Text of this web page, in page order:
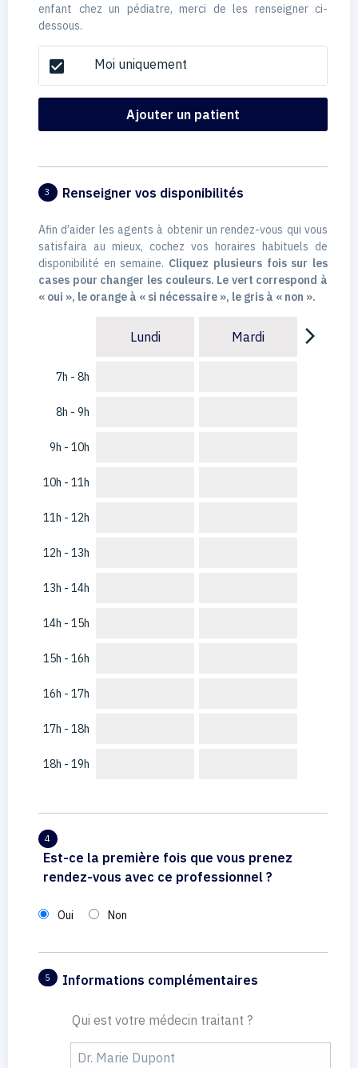
enfant chez un pédiatre, merci de les renseigner ci-
dessous.
check_box Moi uniquement
Ajouter un patient
3 Renseigner vos disponibilités
Afin d’aider les agents à obtenir un rendez-vous qui vous
satisfaira au mieux, cochez vos horaires habituels de
disponibilité en semaine. Cliquez plusieurs fois sur les
cases pour changer les couleurs. Le vert correspond à
« oui », le orange à « si nécessaire », le gris à « non ».
7h - 8h
8h - 9h
9h - 10h
10h - 11h
11h - 12h
12h - 13h
13h - 14h
14h - 15h
15h - 16h
16h - 17h
17h - 18h
18h - 19h
Lundi Mardi arrow_forward_ios
4
Est-ce la première fois que vous prenez
rendez-vous avec ce professionnel ?
Oui Non
5 Informations complémentaires
Qui est votre médecin traitant ?